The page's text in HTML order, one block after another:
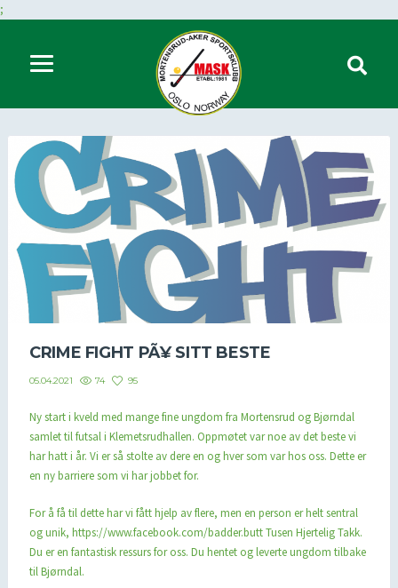
;
CRIME FIGHT PÃ¥ SITT BESTE
05.04.2021 74 95
Ny start i kveld med mange fine ungdom fra Mortensrud og Bjørndal
samlet til futsal i Klemetsrudhallen. Oppmøtet var noe av det beste vi
har hatt i år. Vi er så stolte av dere en og hver som var hos oss. Dette er
en ny barriere som vi har jobbet for.
For å få til dette har vi fått hjelp av flere, men en person er helt sentral
og unik, https://www.facebook.com/badder.butt Tusen Hjertelig Takk.
Du er en fantastisk ressurs for oss. Du hentet og leverte ungdom tilbake
til Bjørndal.